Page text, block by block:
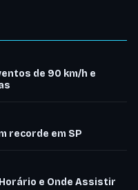
de 90 km/h e
recorde em SP
e Onde Assistir